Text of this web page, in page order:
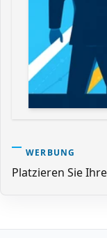
WERBUNG
Platzieren Sie